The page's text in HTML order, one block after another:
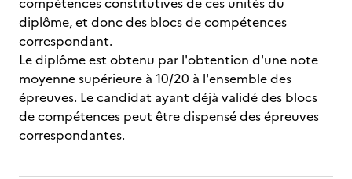
diplôme, et donc des blocs de compétences
correspondant.
Le diplôme est obtenu par l'obtention d'une note
moyenne supérieure à 10/20 à l'ensemble des
épreuves. Le candidat ayant déjà validé des blocs
de compétences peut être dispensé des épreuves
correspondantes.